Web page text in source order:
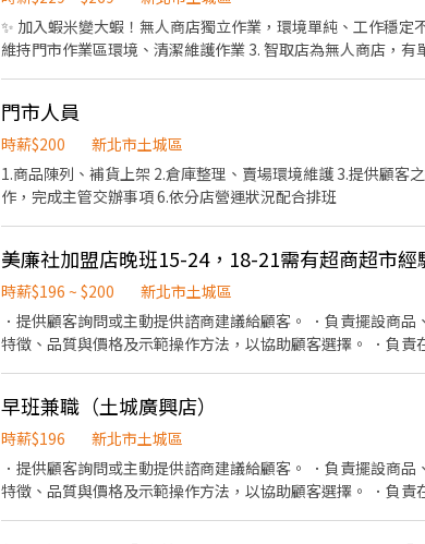
⭐ 土城金安－智取店｜金安街36號1樓 ⭐ 土城裕生－智取店｜裕生路28號 🔹 中和區 🏪 中和華福店｜華福街28
店｜捷運路18號1樓 🏪 中和宜安店｜宜安路149號1樓 🏪 中和
中和民享－智取店｜民享街66號1樓 ⭐ 中和秀山－智取店｜自
城－智取店｜連城路346之1號1樓 ⭐ 中和成功－智取店｜成功
－智取店｜興南路一段179號1樓 🔹 五股區 🏪 五股西雲店｜西雲路70號1樓 ⭐ 五股工商－智取店｜工商路171號1樓 🔹 永和區 🏪
永和永平店｜仁愛路308號1、2樓 ⭐ 永和永元－智取店｜永元
中興－智取店｜中興街151號1樓 🔹 汐止區 🏪 汐止大同店｜大同路二段667號1樓 🏪 汐止樟樹二店｜樟樹一路141巷3號1樓 🏪 汐
止新昌店｜新昌路12號1樓 🏪 汐止明峰店｜明峰街15號1樓 🏪
汐止東城－智取店｜康寧街459巷17號1樓 ⭐ 汐止同興－智取店｜同興路278號1樓 🔹 板橋區 🏪 板
板橋大觀店｜大觀路二段173號1樓 ⭐ 板橋北門－智取店｜北
－智取店｜四維路304號1樓 ⭐ 板橋滿平－智取店｜滿平街75
｜漢生西路165巷50號1樓 ⭐ 板橋仁化－智取店｜仁化街173號
店｜樂群路140號1樓 ⭐ 板橋實踐－智取店｜實踐路93巷31號
店｜民權路257號1樓 ⭐ 板橋長江－智取店｜長江路二段159號1樓 🔹 林口區 🏪 林口文化店｜文化二路二段153號1樓 🏪 林
店｜忠孝路480號1樓 ⭐ 林口晴空－智取店｜文化三路一段39巷
⭐ 金山中正－智取店｜中正路59號1樓 🔹 泰山區 🏪 泰山仁德店｜仁德路10號1樓 🏪 泰山工專店｜工專路52號1樓 ⭐ 泰山明志－
智取店｜明志路二段291號1樓 ⭐ 泰山泰林－智取店｜泰林路二段217號1樓 🔹 淡水區 🏪 淡水民族店｜民族
淡水北新店｜北新路169巷5號 ⭐ 淡水海都－智取店｜新市三路
新店區 🏪 新店三民店｜三民路67號1樓 🏪 新店安康三店｜安
宜店｜北宜路二段69號1樓 🏪 新店中興二店｜中興路三段189
✨ 加入蝦米變大蝦！無人商店獨立作業，環境單純、工作穩
維持門市作業區環境、清潔維護作業 3. 智取店為無人商店，
17:30-22:30、17:30-23:30、18:30-22:30、18:30-23:30 (上
為2~4小時依實際情況而定) 🔹假日早班：07:00-12:00 🔹假日
情況而定) ⸻ ✅工作待遇： 日班時薪=$229 晚班另有獎金
━━━━━━━━━━━━━ 📍 【熱門開缺地點】新北市三重、土
━━━━━━━━━━━━ 📩 【火速卡位應徵流程】 ➊ 點擊填寫
https://reurl.cc/Wbek79 🔒 【隱私防線】個資僅供廠商審核
👉https://lin.ee/OBnhVN5 私訊留下 ⌜姓名+電話 +應徵蝦皮門
門市人員
時薪$200
新北市土城區
1.商品陳列、補貨上架 2.倉庫整理、賣場環境維護 3.提供顧客
作，完成主管交辦事項 6.依分店營運狀況配合排班
美廉社加盟店晚班15-24，18-21需有超商超市經
時薪$196 ~ $200
新北市土城區
．提供顧客詢問或主動提供諮商建議給顧客。 ．負責擺設商
特徵、品質與價格及示範操作方法，以協助顧客選擇。 ．負
早班兼職（土城廣興店）
時薪$196
新北市土城區
．提供顧客詢問或主動提供諮商建議給顧客。 ．負責擺設商
特徵、品質與價格及示範操作方法，以協助顧客選擇。 ．負